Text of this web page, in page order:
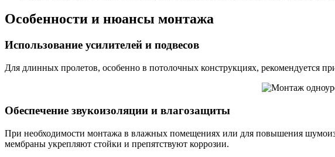
Особенности и нюансы монтажа
Использование усилителей и подвесов
Для длинных пролетов, особенно в потолочных конструкциях, рекомендуется
Обеспечение звукоизоляции и влагозащиты
При необходимости монтажа в влажных помещениях или для повышения
мембраны укрепляют стойки и препятствуют коррозии.